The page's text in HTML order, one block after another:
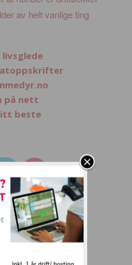
av helt vanlige ting
livsglede
på nett
sitt beste